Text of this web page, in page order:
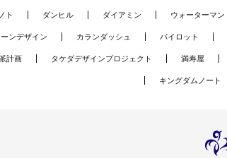
ト ダンヒル ダイアミン ウォーターマン
ンデザイン カランダッシュ パイロット
計画 タケダデザインプロジェクト 満寿屋
キングダムノート